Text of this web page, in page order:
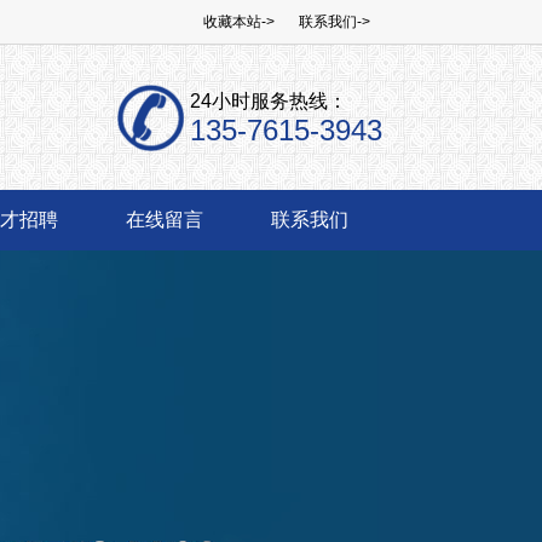
收藏本站-> 联系我们->
24小时服务热线：
135-7615-3943
招聘 在线留言 联系我们